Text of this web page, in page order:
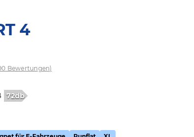
4
Bewertungen)
72db